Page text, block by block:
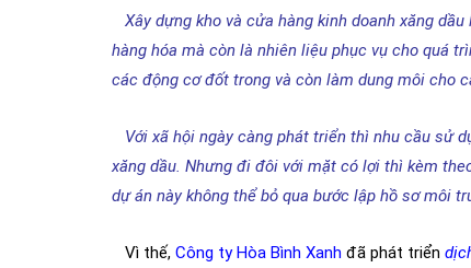
Xây dựng kho và cửa hàng kinh doanh xăng
hàng hóa mà còn là nhiên liệu phục vụ cho quá
các động cơ đốt trong và còn làm dung môi cho
Với xã hội ngày càng phát triển thì nhu cầu sử
xăng dầu. Nhưng đi đôi với mặt có lợi thì kèm
dự án này không thể bỏ qua bước lập hồ sơ môi
Vì thế, Công ty Hòa Bình Xanh đã phát triển